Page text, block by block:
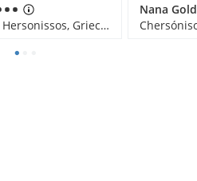
Chersónisos / Hersonissos, Griechenland
Nana